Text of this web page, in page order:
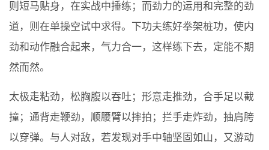
则短马贴身，在实战中捶练；而劲力的运用和完整的劲
道，则在单操空试中求得。下功夫练好拳架桩功，使内
劲和动作融合起来，气力合一，这样练下去，定能不期
然而然。
太极走粘劲，松胸腹以吞吐；形意走推劲，合手足以截
撞；通背走鞭劲，顺腰臂以摔拍；拦手走炸劲，抽肩胯
以穿弹。与人对敌，若发现对手中轴坚固如山，又游动